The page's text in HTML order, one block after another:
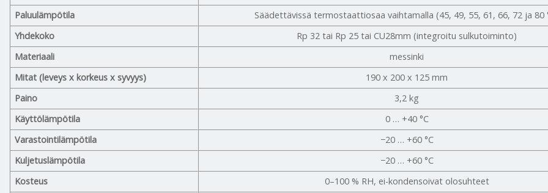
Paluulämpötila
Säädettävissä termostaattiosaa vaihtamalla (45, 49, 55, 61, 66, 72 ja 80
Yhdekoko
Rp 32 tai Rp 25 tai CU28mm (integroitu sulkutoiminto)
Materiaali
messinki
Mitat (leveys x korkeus x syvyys)
190 x 200 x 125 mm
Paino
3,2 kg
Käyttölämpötila
0 … +40 °C
Varastointilämpötila
−20 … +60 °C
Kuljetuslämpötila
−20 … +60 °C
Kosteus
0–100 % RH, ei-kondensoivat olosuhteet